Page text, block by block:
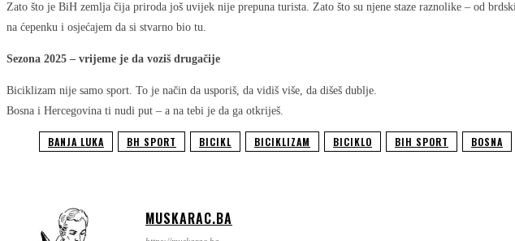
Zato što je BiH zemlja čija priroda još uvijek nije prepuna turista. Zato što su njene staze raznolike – od
na ćepenku i osjećajem da si stvarno bio tu.
Sezona 2025 – vrijeme je da voziš drugačije
Biciklizam nije samo sport. To je način da usporiš, da vidiš više, da dišeš dublje.
Bosna i Hercegovina ti nudi put – a na tebi je da ga otkriješ.
BANJA LUKA BH SPORT BICIKL BICIKLIZAM BICIKLO BIH SPORT BOSNA
MUSKARAC.BA